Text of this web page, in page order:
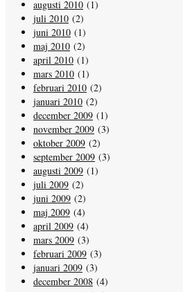
augusti 2010 (1)
juli 2010 (2)
juni 2010 (1)
maj 2010 (2)
april 2010 (1)
mars 2010 (1)
februari 2010 (2)
januari 2010 (2)
december 2009 (1)
november 2009 (3)
oktober 2009 (2)
september 2009 (3)
augusti 2009 (1)
juli 2009 (2)
juni 2009 (2)
maj 2009 (4)
april 2009 (4)
mars 2009 (3)
februari 2009 (3)
januari 2009 (3)
december 2008 (4)